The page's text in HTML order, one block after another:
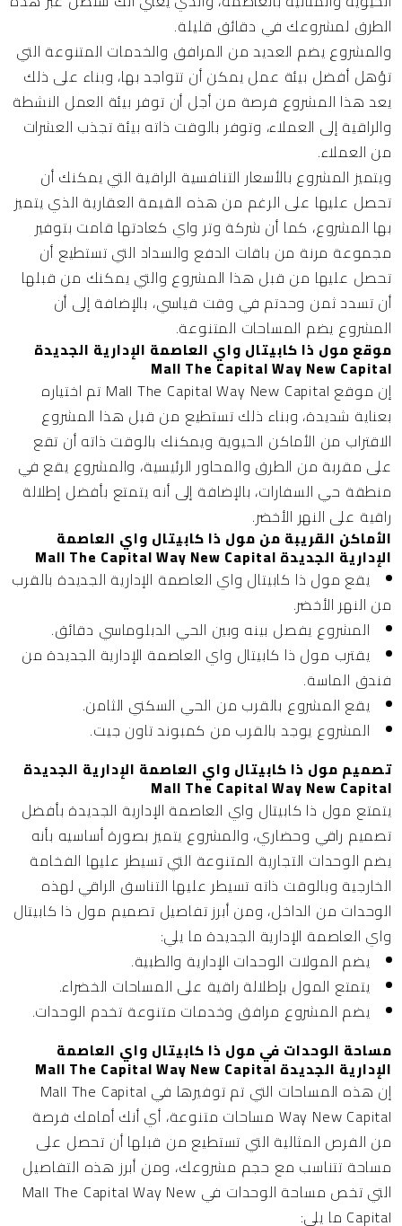
الطرق لمشروعك في دقائق قليلة.
والمشروع يضم العديد من المرافق والخدمات المتنوعة التي
تؤهل أفضل بيئة عمل يمكن أن تتواجد بها، وبناء على ذلك
يعد هذا المشروع فرصة من أجل أن توفر بيئة العمل النشطة
والراقية إلى العملاء، وتوفر بالوقت ذاته بيئة تجذب العشرات
من العملاء.
ويتميز المشروع بالأسعار التنافسية الراقية التي يمكنك أن
تحصل عليها على الرغم من هذه القيمة العقارية الذي يتميز
بها المشروع، كما أن شركة وتر واي كعادتها قامت بتوفير
مجموعة مرنة من باقات الدفع والسداد التي تستطيع أن
تحصل عليها من قبل هذا المشروع والتي يمكنك من قبلها
أن تسدد ثمن وحدتم في وقت قياسي، بالإضافة إلى أن
المشروع يضم المساحات المتنوعة.
موقع مول ذا كابيتال واي العاصمة الإدارية الجديدة
Mall The Capital Way New Capital
إن موقع Mall The Capital Way New Capital تم اختياره
بعناية شديدة، وبناء ذلك تستطيع من قبل هذا المشروع
الاقتراب من الأماكن الحيوية ويمكنك بالوقت ذاته أن تقع
على مقربة من الطرق والمحاور الرئيسية، والمشروع يقع في
منطقة حي السفارات، بالإضافة إلى أنه يتمتع بأفضل إطلالة
راقية على النهر الأخضر.
الأماكن القريبة من مول ذا كابيتال واي العاصمة
الإدارية الجديدة Mall The Capital Way New Capital
يقع مول ذا كابيتال واي العاصمة الإدارية الجديدة بالقرب
من النهر الأخضر.
المشروع يفصل بينه وبين الحي الدبلوماسي دقائق.
يقترب مول ذا كابيتال واي العاصمة الإدارية الجديدة من
فندق الماسة.
يقع المشروع بالقرب من الحي السكني الثامن.
المشروع يوجد بالقرب من كمبوند تاون جيت.
تصميم مول ذا كابيتال واي العاصمة الإدارية الجديدة
Mall The Capital Way New Capital
يتمتع مول ذا كابيتال واي العاصمة الإدارية الجديدة بأفضل
تصميم راقي وحضاري، والمشروع يتميز بصورة أساسيه بأنه
يضم الوحدات التجارية المتنوعة التي تسيطر عليها الفخامة
الخارجية وبالوقت ذاته تسيطر عليها التناسق الراقي لهذه
الوحدات من الداخل، ومن أبرز تفاصيل تصميم مول ذا كابيتال
واي العاصمة الإدارية الجديدة ما يلي:
يضم المولات الوحدات الإدارية والطبية.
يتمتع المول بإطلالة راقية على المساحات الخضراء.
يضم المشروع مرافق وخدمات متنوعة تخدم الوحدات.
مساحة الوحدات في مول ذا كابيتال واي العاصمة
الإدارية الجديدة Mall The Capital Way New Capital
إن هذه المساحات التي تم توفيرها في Mall The Capital
Way New Capital مساحات متنوعة، أي أنك أمامك فرصة
من الفرص المثالية التي تستطيع من قبلها أن تحصل على
مساحة تتناسب مع حجم مشروعك، ومن أبرز هذه التفاصيل
التي تخص مساحة الوحدات في Mall The Capital Way New
Capital ما يلي: